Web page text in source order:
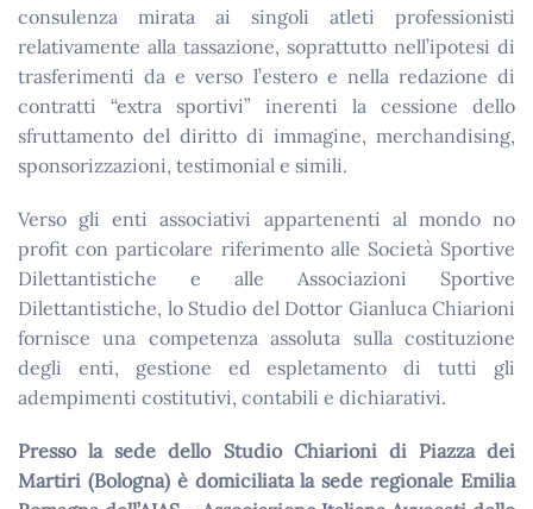
consulenza mirata ai singoli atleti professionisti
relativamente alla tassazione, soprattutto nell’ipotesi di
trasferimenti da e verso l’estero e nella redazione di
contratti “extra sportivi” inerenti la cessione dello
sfruttamento del diritto di immagine, merchandising,
sponsorizzazioni, testimonial e simili.
Verso gli enti associativi appartenenti al mondo no
profit con particolare riferimento alle Società Sportive
Dilettantistiche e alle Associazioni Sportive
Dilettantistiche, lo Studio del Dottor Gianluca Chiarioni
fornisce una competenza assoluta sulla costituzione
degli enti, gestione ed espletamento di tutti gli
adempimenti costitutivi, contabili e dichiarativi.
Presso la sede dello Studio Chiarioni di Piazza dei
Martiri (Bologna) è domiciliata la sede regionale Emilia